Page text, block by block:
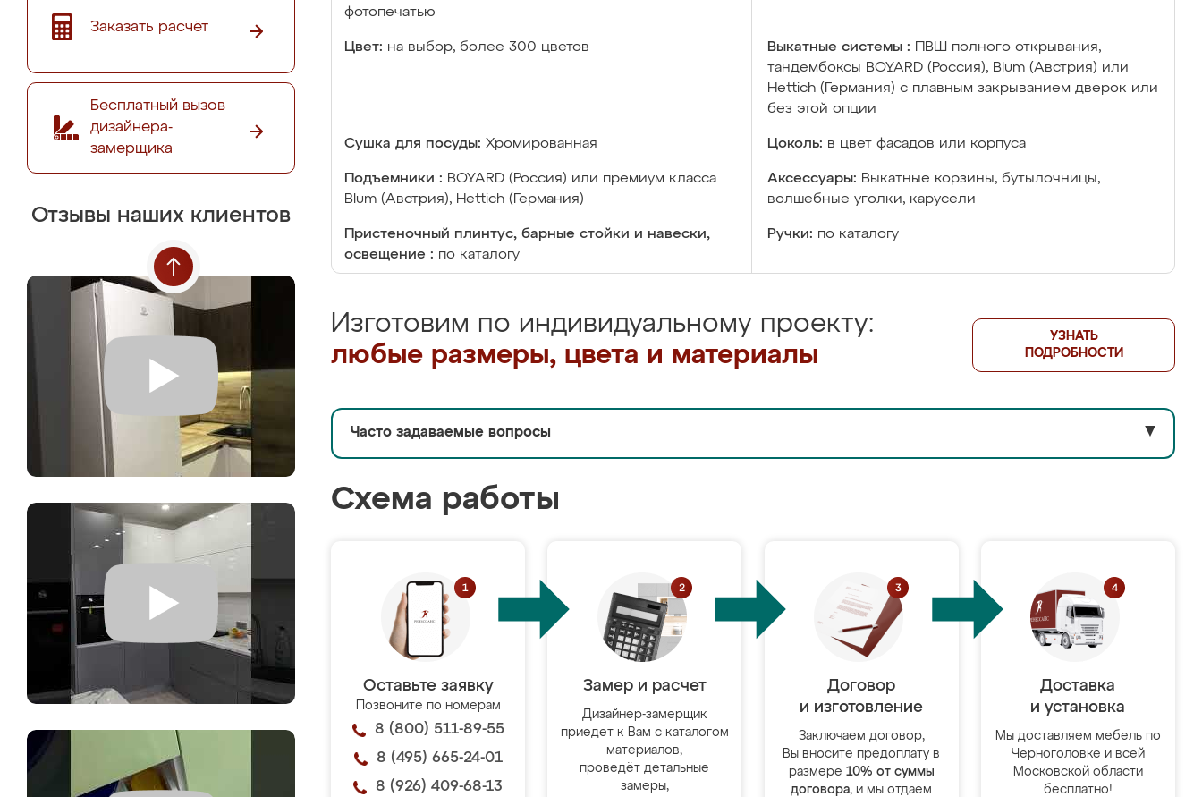
Заказать расчёт
Бесплатный вызов
дизайнера-
замерщика
Отзывы наших клиентов
фотопечатью
Цвет: на выбор, более 300 цветов Выкатные системы :
ПВШ полного открывания,
тандембоксы BOYARD (Россия), Blum (Австрия) или
Hettich (Германия) с плавным закрыванием дверок или
без этой опции
Сушка для посуды: Хромированная Цоколь: в цвет фасадов или корпуса
Подъемники : BOYARD (Россия) или премиум класса
Blum (Австрия), Hettich (Германия)
Аксессуары: Выкатные корзины, бутылочницы,
волшебные уголки, карусели
Пристеночный плинтус, барные стойки и навески,
освещение : по каталогу
Ручки: по каталогу
Изготовим по индивидуальному проекту:
любые размеры, цвета и материалы
УЗНАТЬ
ПОДРОБНОСТИ
Часто задаваемые вопросы ▼
Схема работы
Оставьте заявку
Позвоните по номерам
8 (800) 511-89-55
8 (495) 665-24-01
8 (926) 409-68-13
Замер и расчет
Дизайнер-замерщик
приедет к Вам с каталогом
материалов,
проведёт детальные
замеры,
Договор
и изготовление
Заключаем договор,
Вы вносите предоплату в
размере 10% от суммы
договора, и мы отдаём
Доставка
и установка
Мы доставляем мебель по
Черноголовке и всей
Московской области
бесплатно!